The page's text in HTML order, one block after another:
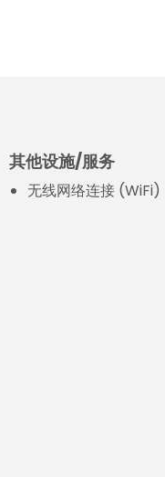
其他设施/服务
无线网络连接 (WiFi)